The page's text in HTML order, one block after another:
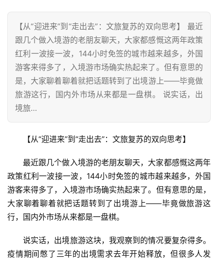
【从“迎进来”到“走出去”：文旅复苏的双向思考】 最近
跟几个做入境游的老朋友聊天，大家都感慨这两年政策
红利一波接一波，144小时免签的城市越来越多，外国
游客来得多了，入境游市场确实热起来了。但有意思的
是，大家聊着聊着就把话题转到了出境游上——毕竟做
旅游这行，国内外市场从来都是一盘棋。 说实话，出
境旅…
【从“迎进来”到“走出去”：文旅复苏的双向思考】
最近跟几个做入境游的老朋友聊天，大家都感慨这两年
政策红利一波接一波，144小时免签的城市越来越多，外国
游客来得多了，入境游市场确实热起来了。但有意思的是，
大家聊着聊着就把话题转到了出境游上——毕竟做旅游这
行，国内外市场从来都是一盘棋。
说实话，出境旅游这块，我观察到的情况要复杂得多。
疫情期间憋了三年的出境需求去年开始释放，但很多人发